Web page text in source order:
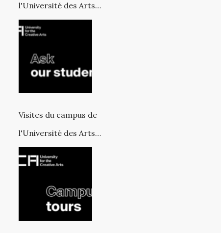
l'Université des Arts
Créatifs
Visites du campus de
l'Université des Arts